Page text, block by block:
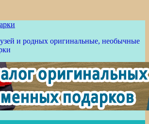
и родных оригинальные, необычные